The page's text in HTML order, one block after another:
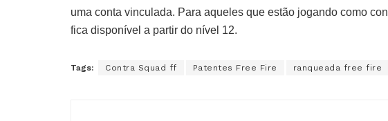
uma conta vinculada. Para aqueles que estão jogando como
fica disponível a partir do nível 12.
Tags: Contra Squad ff Patentes Free Fire ranqueada free fire